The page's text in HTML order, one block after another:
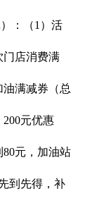
：（1）活
门店消费满
油满减券（总
元优惠
元，加油站
到先得，补